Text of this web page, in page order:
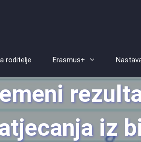
roditelje Erasmus+
iz